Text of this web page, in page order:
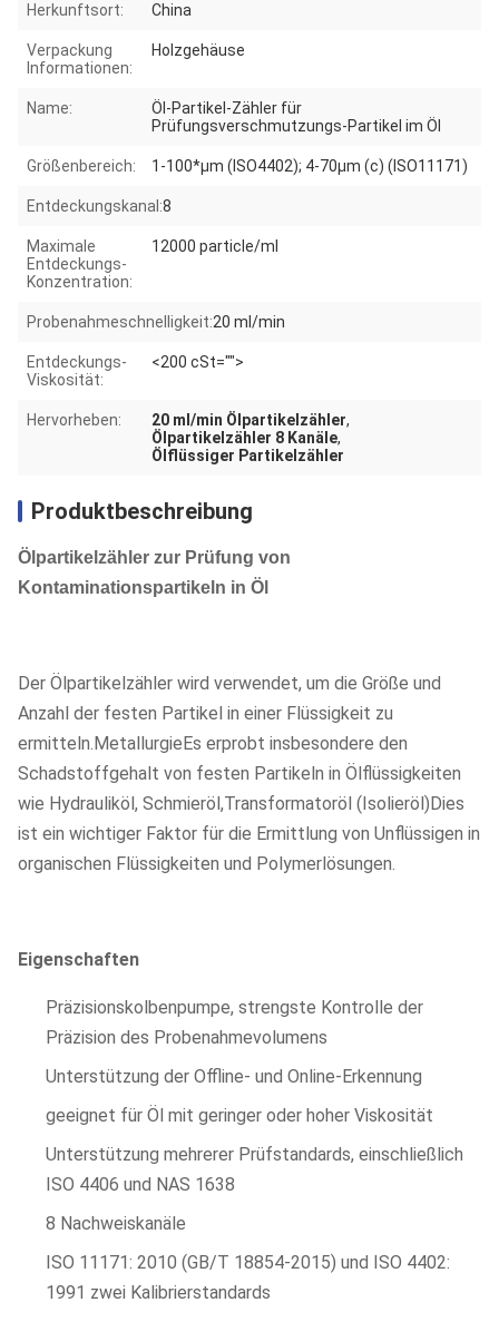
Herkunftsort: China
Verpackung
Informationen:
Holzgehäuse
Name:
Öl-Partikel-Zähler für
Prüfungsverschmutzungs-Partikel im Öl
Größenbereich: 1-100*μm (ISO4402); 4-70μm (c) (ISO11171)
Entdeckungskanal:8
Maximale
Entdeckungs-
Konzentration:
12000 particle/ml
Probenahmeschnelligkeit:20 ml/min
Entdeckungs-
Viskosität:
<200 cSt="">
Hervorheben: 20 ml/min Ölpartikelzähler,
Ölpartikelzähler 8 Kanäle,
Ölflüssiger Partikelzähler
Produktbeschreibung
Ölpartikelzähler zur Prüfung von
Kontaminationspartikeln in Öl
Der Ölpartikelzähler wird verwendet, um die Größe und
Anzahl der festen Partikel in einer Flüssigkeit zu
ermitteln.MetallurgieEs erprobt insbesondere den
Schadstoffgehalt von festen Partikeln in Ölflüssigkeiten
wie Hydrauliköl, Schmieröl,Transformatoröl (Isolieröl)Dies
ist ein wichtiger Faktor für die Ermittlung von Unflüssigen in
organischen Flüssigkeiten und Polymerlösungen.
Eigenschaften
Präzisionskolbenpumpe, strengste Kontrolle der
Präzision des Probenahmevolumens
Unterstützung der Offline- und Online-Erkennung
geeignet für Öl mit geringer oder hoher Viskosität
Unterstützung mehrerer Prüfstandards, einschließlich
ISO 4406 und NAS 1638
8 Nachweiskanäle
ISO 11171: 2010 (GB/T 18854-2015) und ISO 4402:
1991 zwei Kalibrierstandards